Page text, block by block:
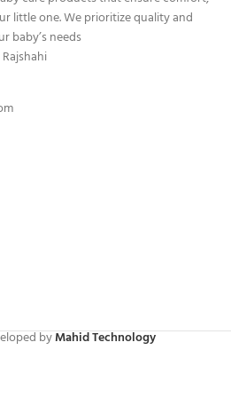
little one. We prioritize quality and
baby’s needs
byMahid Technology